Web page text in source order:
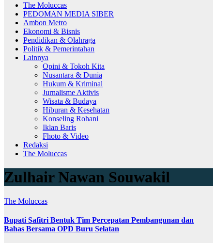
The Moluccas
PEDOMAN MEDIA SIBER
Ambon Metro
Ekonomi & Bisnis
Pendidikan & Olahraga
Politik & Pemerintahan
Lainnya
Opini & Tokoh Kita
Nusantara & Dunia
Hukum & Kriminal
Jurnalisme Aktivis
Wisata & Budaya
Hiburan & Kesehatan
Konseling Rohani
Iklan Baris
Fhoto & Video
Redaksi
The Moluccas
Zulhair Nawan Souwakil
The Moluccas
Bupati Safitri Bentuk Tim Percepatan Pembangunan dan
Bahas Bersama OPD Buru Selatan